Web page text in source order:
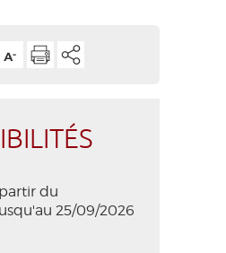
du
25/09/2026